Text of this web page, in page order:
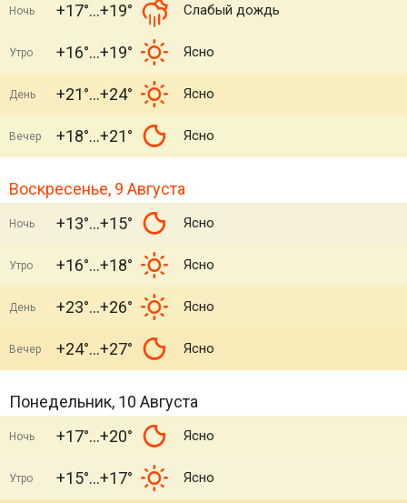
Ночь +17° +19° Слабый дождь
Утро +16° +19° Ясно
День +21° +24° Ясно
Вечер +18° +21° Ясно
Воскресенье, 9 Августа
Ночь +13° +15° Ясно
Утро +16° +18° Ясно
День +23° +26° Ясно
Вечер +24° +27° Ясно
Понедельник, 10 Августа
Ночь +17° +20° Ясно
Утро +15° +17° Ясно